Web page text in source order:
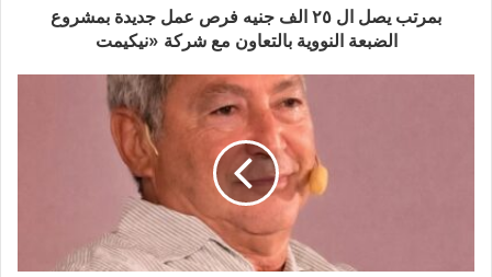
بمرتب يصل ال ٢٥ الف جنيه فرص عمل جديدة بمشروع
الضبعة النووية بالتعاون مع شركة «نيكيمت